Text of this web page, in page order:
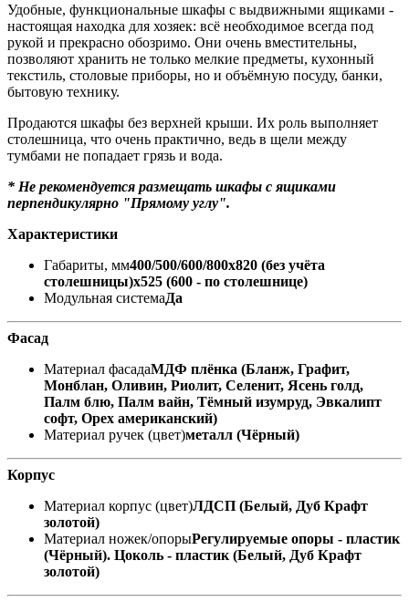
Удобные, функциональные шкафы с выдвижными ящиками -
настоящая находка для хозяек: всё необходимое всегда под
рукой и прекрасно обозримо. Они очень вместительны,
позволяют хранить не только мелкие предметы, кухонный
текстиль, столовые приборы, но и объёмную посуду, банки,
бытовую технику.
Продаются шкафы без верхней крыши. Их роль выполняет
столешница, что очень практично, ведь в щели между
тумбами не попадает грязь и вода.
* Не рекомендуется размещать шкафы с ящиками
перпендикулярно "Прямому углу".
Характеристики
Габариты, мм400/500/600/800х820 (без учёта
столешницы)х525 (600 - по столешнице)
Модульная системаДа
Фасад
Материал фасадаМДФ плёнка (Бланж, Графит,
Монблан, Оливин, Риолит, Селенит, Ясень голд,
Палм блю, Палм вайн, Тёмный изумруд, Эвкалипт
софт, Орех американский)
Материал ручек (цвет)металл (Чёрный)
Корпус
Материал корпус (цвет)ЛДСП (Белый, Дуб Крафт
золотой)
Материал ножек/опорыРегулируемые опоры - пластик
(Чёрный). Цоколь - пластик (Белый, Дуб Крафт
золотой)